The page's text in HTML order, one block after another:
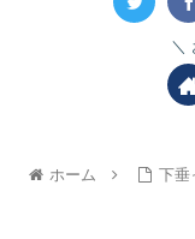
ホーム 下垂